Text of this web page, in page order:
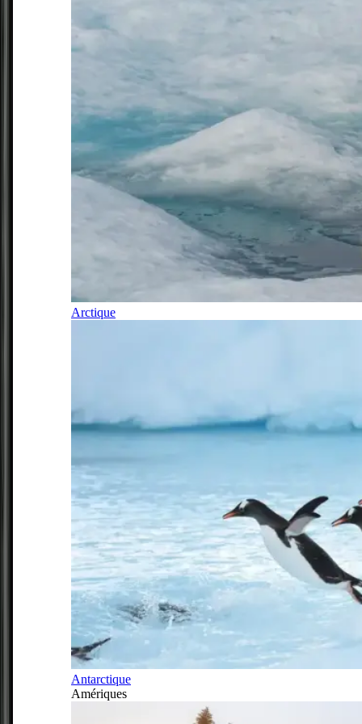
Arctique
Antarctique
Amériques